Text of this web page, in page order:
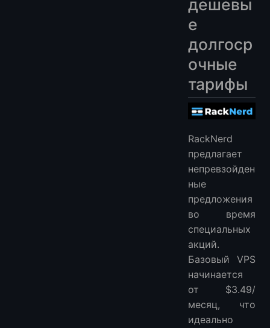
дешевы
е
долгоср
очные
тарифы
RackNerd
предлагает
непревзойден
ные
предложения
во время
специальных
акций.
Базовый VPS
начинается
от $3.49/
месяц, что
идеально